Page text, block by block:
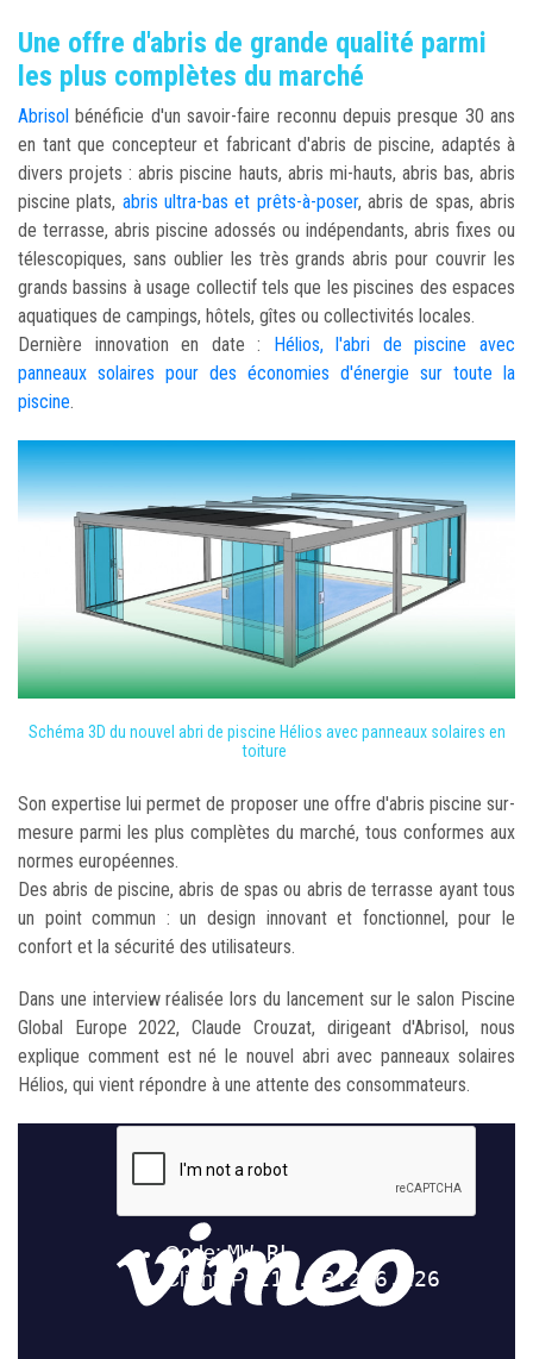
Une offre d'abris de grande qualité parmi
les plus complètes du marché
Abrisol bénéficie d'un savoir-faire reconnu depuis presque 30 ans
en tant que concepteur et fabricant d'abris de piscine, adaptés à
divers projets : abris piscine hauts, abris mi-hauts, abris bas, abris
piscine plats, abris ultra-bas et prêts-à-poser, abris de spas, abris
de terrasse, abris piscine adossés ou indépendants, abris fixes ou
télescopiques, sans oublier les très grands abris pour couvrir les
grands bassins à usage collectif tels que les piscines des espaces
aquatiques de campings, hôtels, gîtes ou collectivités locales.
Dernière innovation en date : Hélios, l'abri de piscine avec
panneaux solaires pour des économies d'énergie sur toute la
piscine
Schéma 3D du nouvel abri de piscine Hélios avec panneaux solaires en
toiture
Son expertise lui permet de proposer une offre d'abris piscine sur-
mesure parmi les plus complètes du marché, tous conformes aux
normes européennes.
Des abris de piscine, abris de spas ou abris de terrasse ayant tous
un point commun : un design innovant et fonctionnel, pour le
confort et la sécurité des utilisateurs.
Dans une interview réalisée lors du lancement sur le salon Piscine
Global Europe 2022, Claude Crouzat, dirigeant d'Abrisol, nous
explique comment est né le nouvel abri avec panneaux solaires
Hélios, qui vient répondre à une attente des consommateurs.